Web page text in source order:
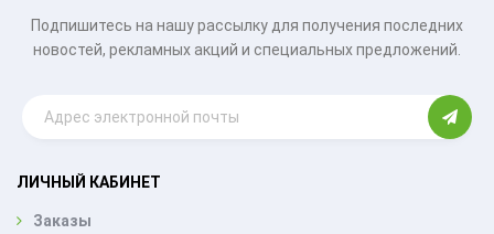
Подпишитесь на нашу рассылку для получения последних
новостей, рекламных акций и специальных предложений.
ЛИЧНЫЙ КАБИНЕТ
Заказы